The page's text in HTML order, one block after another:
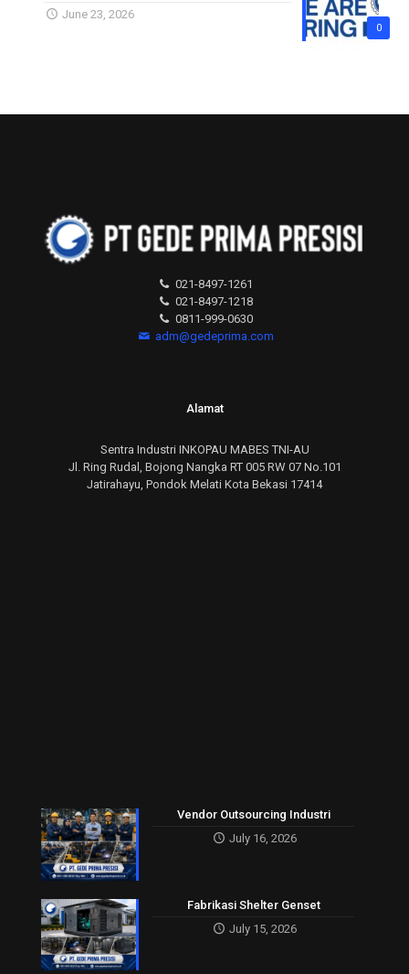
0
June 23, 2026
021-8497-1261
021-8497-1218
0811-999-0630
adm@gedeprima.com
Alamat
Sentra Industri INKOPAU MABES TNI-AU
Jl. Ring Rudal, Bojong Nangka RT 005 RW 07 No.101
Jatirahayu, Pondok Melati Kota Bekasi 17414
Vendor Outsourcing Industri
July 16, 2026
Fabrikasi Shelter Genset
July 15, 2026